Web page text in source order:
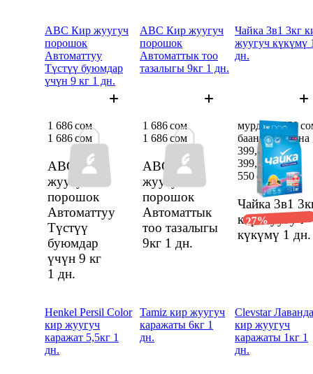
ABC Кир жуугуч
порошок
Автоматтуу
Түстүү буюмдар
үчүн 9 кг 1 дн.
ABC Кир
жуугуч
порошок
Автоматтуу
Түстүү
буюмдар
үчүн 9 кг
1 дн.
1 686 сом
1 686 сом
ABC Кир жуугуч
порошок
Автоматтык тоо
тазалыгы 9кг 1 дн.
ABC Кир
жуугуч
порошок
Автоматтык
тоо тазалыгы
9кг 1 дн.
1 686 сом
1 686 сом
Чайка 3в1 3кг
жуугуч күкүмү
дн.
Чайка 3в1
кир жуугуч
күкүмү 1 дн.
мурдагы 550
баанын ордуна
399,46 сом
399,46 сом
550 сом
27%
Henkel Persil Color
кир жуугуч
каражат 5,5кг 1
дн.
Tamiz кир жуугуч
каражаты 6кг 1
дн.
Clevstar Лаванда
кир жуугуч
каражаты 1кг 1
дн.